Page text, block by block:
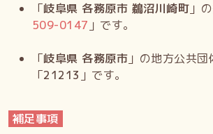
「岐阜県 各務原市 鵜沼川崎町 」
509-0147 」です。
「岐阜県 各務原市 」の地方公共
「21213 」です。
補足事項